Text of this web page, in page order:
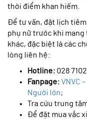
thời điểm khan hiếm.
Để tư vấn, đặt lịch
phụ nữ trước khi
khác, đặc biệt là các
lòng liên hệ:
Hotline: 028
Fanpage:VNVC
Người lớn;
Tra cứu trung
Để đặt mua vắc